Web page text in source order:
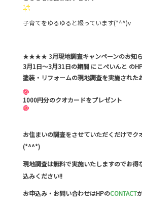
子育てをゆるゆると綴っています(*^^)v
★★★★ 3月現地調査キャンペーンのお知
3月1日～3月31日の期間 にこぺいんと の
塗装・リフォームの現地調査を実施された
1000円分のクオカードをプレゼント
お住まいの調査をさせていただくだけでク
(*^^*)
現地調査は無料で実施いたしますのでお得
込みください!!
お申込み・お問い合わせはHPのCONTACT